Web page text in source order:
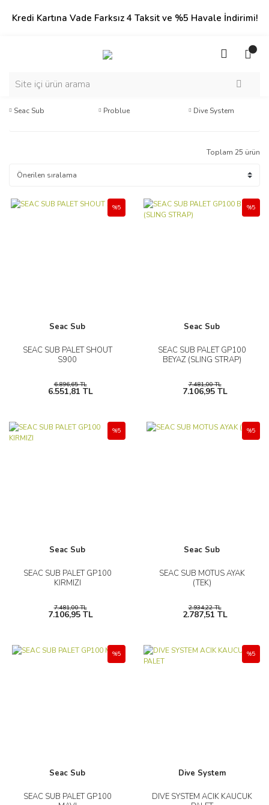
Kredi Kartına Vade Farksız 4 Taksit ve %5 Havale İndirimi!
Seac Sub Problue Dive System
Toplam 25 ürün
Seac Sub
SEAC SUB PALET SHOUT
S900
%5
6.896,65 TL
6.551,81 TL
Seac Sub
SEAC SUB PALET GP100
BEYAZ (SLING STRAP)
%5
7.481,00 TL
7.106,95 TL
Seac Sub
SEAC SUB PALET GP100
KIRMIZI
%5
7.481,00 TL
7.106,95 TL
Seac Sub
SEAC SUB MOTUS AYAK
(TEK)
%5
2.934,22 TL
2.787,51 TL
Seac Sub
SEAC SUB PALET GP100
%5
Dive System
DIVE SYSTEM ACIK KAUCUK
%5